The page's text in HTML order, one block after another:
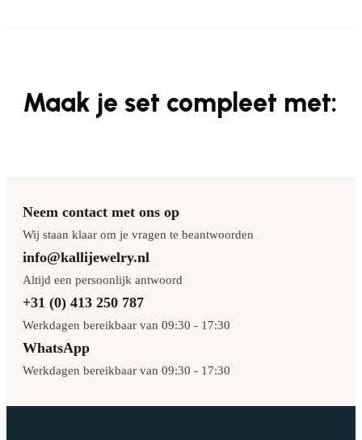
Maak je set compleet met:
Neem contact met ons op
Wij staan klaar om je vragen te beantwoorden
info@kallijewelry.nl
Altijd een persoonlijk antwoord
+31 (0) 413 250 787
Werkdagen bereikbaar van 09:30 - 17:30
WhatsApp
Werkdagen bereikbaar van 09:30 - 17:30